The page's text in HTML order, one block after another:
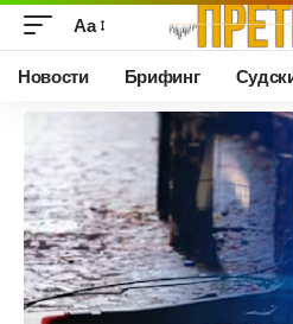
Аа
Новости Брифинг